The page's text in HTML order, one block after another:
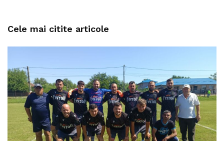
Cele mai citite articole